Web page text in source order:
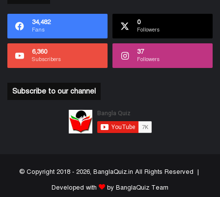
34,482
Fans
0
Followers
6,360
Subscribers
37
Followers
Subscribe to our channel
© Copyright 2018 - 2026, BanglaQuiz.in All Rights Reserved |
Developed with
by BanglaQuiz Team